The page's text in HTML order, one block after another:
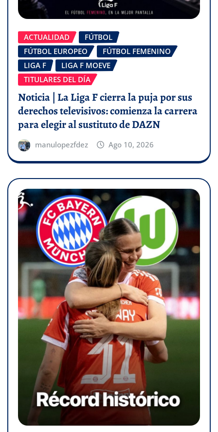
ACTUALIDAD
FÚTBOL
FÚTBOL EUROPEO
FÚTBOL FEMENINO
LIGA F
LIGA F MOEVE
TITULARES DEL DÍA
Noticia | La Liga F cierra la puja por sus
derechos televisivos: comienza la carrera
para elegir al sustituto de DAZN
manulopezfdez Ago 10, 2026